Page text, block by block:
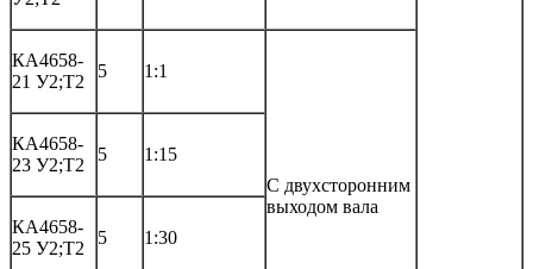
КА4658-
21 У2;Т2
5 1:1
С двухсторонним
выходом вала
КА4658-
23 У2;Т2
5 1:15
КА4658-
25 У2;Т2
5 1:30